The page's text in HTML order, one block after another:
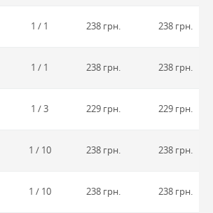
1 / 1 238 грн. 238 грн.
1 / 1 238 грн. 238 грн.
1 / 3 229 грн. 229 грн.
1 / 10 238 грн. 238 грн.
1 / 10 238 грн. 238 грн.